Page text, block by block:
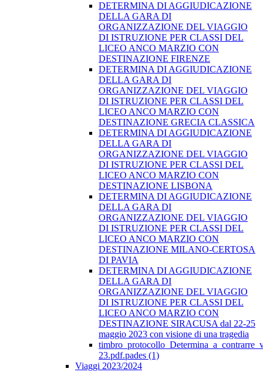
DETERMINA DI AGGIUDICAZIONE
DELLA GARA DI
ORGANIZZAZIONE DEL VIAGGIO
DI ISTRUZIONE PER CLASSI DEL
LICEO ANCO MARZIO CON
DESTINAZIONE FIRENZE
DETERMINA DI AGGIUDICAZIONE
DELLA GARA DI
ORGANIZZAZIONE DEL VIAGGIO
DI ISTRUZIONE PER CLASSI DEL
LICEO ANCO MARZIO CON
DESTINAZIONE GRECIA CLASSICA
DETERMINA DI AGGIUDICAZIONE
DELLA GARA DI
ORGANIZZAZIONE DEL VIAGGIO
DI ISTRUZIONE PER CLASSI DEL
LICEO ANCO MARZIO CON
DESTINAZIONE LISBONA
DETERMINA DI AGGIUDICAZIONE
DELLA GARA DI
ORGANIZZAZIONE DEL VIAGGIO
DI ISTRUZIONE PER CLASSI DEL
LICEO ANCO MARZIO CON
DESTINAZIONE MILANO-CERTOSA
DI PAVIA
DETERMINA DI AGGIUDICAZIONE
DELLA GARA DI
ORGANIZZAZIONE DEL VIAGGIO
DI ISTRUZIONE PER CLASSI DEL
LICEO ANCO MARZIO CON
DESTINAZIONE SIRACUSA dal 22-25
maggio 2023 con visione di una tragedia
23.pdf.pades (1)
Viaggi 2023/2024